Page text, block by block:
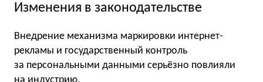
Изменения в законодательстве
Внедрение механизма маркировки интернет-
рекламы и государственный контроль
за персональными данными серьёзно повлияли